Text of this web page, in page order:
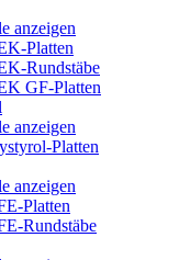
anzeigen
Platten
Rundstäbe
GF-Platten
anzeigen
Platten
anzeigen
Platten
Rundstäbe